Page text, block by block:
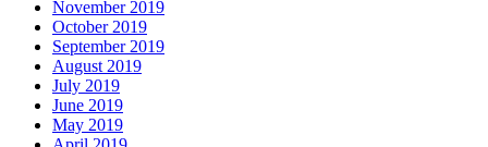
November 2019
October 2019
September 2019
August 2019
July 2019
June 2019
May 2019